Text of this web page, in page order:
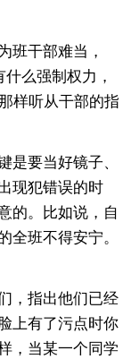
班干部难当，
么强制权力，
样听从干部的指
是要当好镜子、
现犯错误的时
的。比如说，自
全班不得安宁。
，指出他们已经
上有了污点时你
，当某一个同学